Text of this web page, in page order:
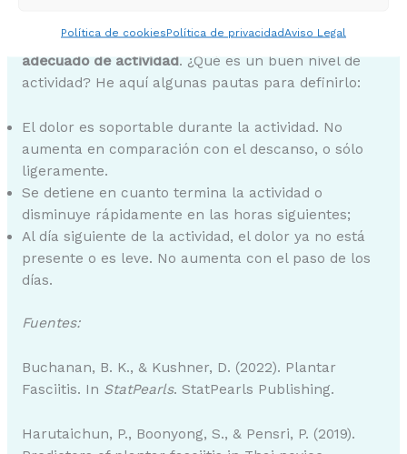
Política de cookiesPolítica de privacidadAviso Legal
⚠️ Sin embargo,es importante identificar el nivel
adecuado de actividad. ¿Qué es un buen nivel de
actividad? He aquí algunas pautas para definirlo:
El dolor es soportable durante la actividad. No
aumenta en comparación con el descanso, o sólo
ligeramente.
Se detiene en cuanto termina la actividad o
disminuye rápidamente en las horas siguientes;
Al día siguiente de la actividad, el dolor ya no está
presente o es leve. No aumenta con el paso de los
días.
Fuentes:
Buchanan, B. K., & Kushner, D. (2022). Plantar
Fasciitis. In StatPearls. StatPearls Publishing.
Harutaichun, P., Boonyong, S., & Pensri, P. (2019).